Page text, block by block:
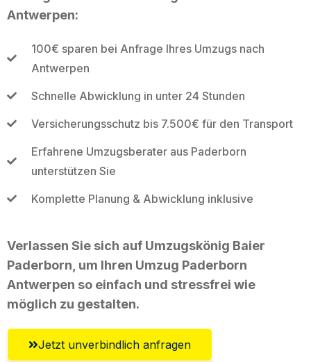
Antwerpen:
100€ sparen bei Anfrage Ihres Umzugs nach
Antwerpen
Schnelle Abwicklung in unter 24 Stunden
Versicherungsschutz bis 7.500€ für den Transport
Erfahrene Umzugsberater aus Paderborn
unterstützen Sie
Komplette Planung & Abwicklung inklusive
Verlassen Sie sich auf Umzugskönig Baier
Paderborn, um Ihren Umzug Paderborn
Antwerpen so einfach und stressfrei wie
möglich zu gestalten.
Jetzt unverbindlich anfragen